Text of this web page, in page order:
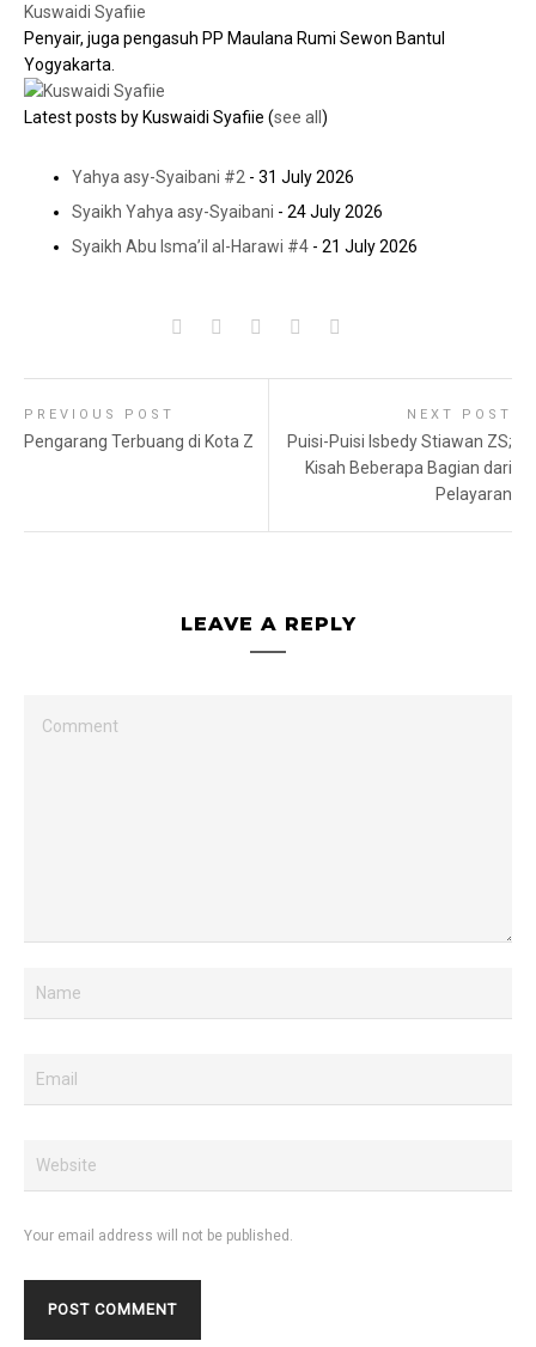
Kuswaidi Syafiie
Penyair, juga pengasuh PP Maulana Rumi Sewon Bantul
Yogyakarta.
Latest posts by Kuswaidi Syafiie (see all )
Yahya asy-Syaibani #2 - 31 July 2026
Syaikh Yahya asy-Syaibani - 24 July 2026
Syaikh Abu Isma’il al-Harawi #4 - 21 July 2026
PREVIOUS POST
Pengarang Terbuang di Kota Z
NEXT POST
Puisi-Puisi Isbedy Stiawan ZS;
Kisah Beberapa Bagian dari
Pelayaran
LEAVE A REPLY
Your email address will not be published.